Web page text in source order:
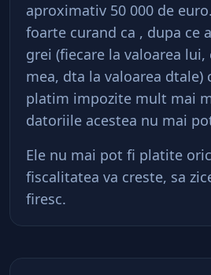
aproximativ 50 000 de
foarte curand ca , dupa ce
grei (fiecare la valoarea lui,
mea, dta la valoarea dtale)
platim impozite mult mai
datoriile acestea nu mai
Ele nu mai pot fi platite
fiscalitatea va creste, sa
firesc.